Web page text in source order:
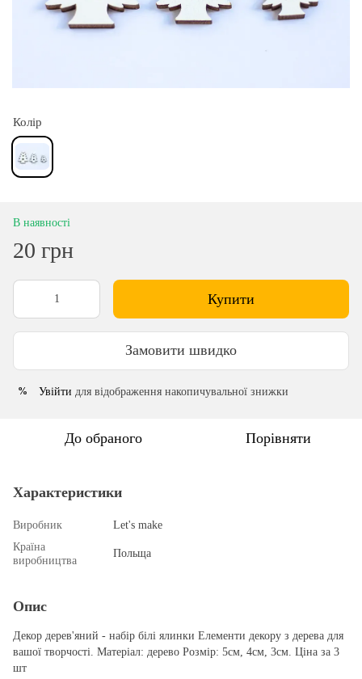
Колір
В наявності
20 грн
Купити
Замовити швидко
% Увійти для відображення накопичувальної знижки
До обраного Порівняти
Характеристики
Виробник
Let's make
Країна
виробництва
Польща
Опис
Декор дерев'яний - набір білі ялинки Елементи декору з дерева для
вашої творчості. Матеріал: дерево Розмір: 5см, 4см, 3см. Ціна за 3
шт